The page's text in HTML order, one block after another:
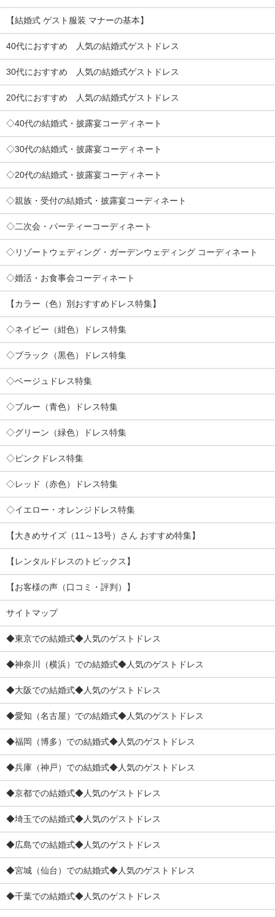
【結婚式 ゲスト服装 マナーの基本】
40代におすすめ 人気の結婚式ゲストドレス
30代におすすめ 人気の結婚式ゲストドレス
20代におすすめ 人気の結婚式ゲストドレス
◇40代の結婚式・披露宴コーディネート
◇30代の結婚式・披露宴コーディネート
◇20代の結婚式・披露宴コーディネート
◇親族・受付の結婚式・披露宴コーディネート
◇二次会・パーティーコーディネート
◇リゾートウェディング・ガーデンウェディング コーディネート
◇婚活・お食事会コーディネート
【カラー（色）別おすすめドレス特集】
◇ネイビー（紺色）ドレス特集
◇ブラック（黒色）ドレス特集
◇ベージュドレス特集
◇ブルー（青色）ドレス特集
◇グリーン（緑色）ドレス特集
◇ピンクドレス特集
◇レッド（赤色）ドレス特集
◇イエロー・オレンジドレス特集
【大きめサイズ（11～13号）さん おすすめ特集】
【レンタルドレスのトピックス】
【お客様の声（口コミ・評判）】
サイトマップ
◆東京での結婚式◆人気のゲストドレス
◆神奈川（横浜）での結婚式◆人気のゲストドレス
◆大阪での結婚式◆人気のゲストドレス
◆愛知（名古屋）での結婚式◆人気のゲストドレス
◆福岡（博多）での結婚式◆人気のゲストドレス
◆兵庫（神戸）での結婚式◆人気のゲストドレス
◆京都での結婚式◆人気のゲストドレス
◆埼玉での結婚式◆人気のゲストドレス
◆広島での結婚式◆人気のゲストドレス
◆宮城（仙台）での結婚式◆人気のゲストドレス
◆千葉での結婚式◆人気のゲストドレス